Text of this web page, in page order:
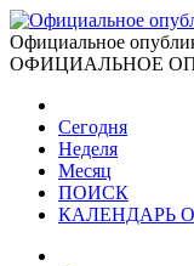
Официальное
ОФИЦИАЛЬНОЕ
Сегодня
Неделя
Месяц
ПОИСК
КАЛЕНДАРЬ